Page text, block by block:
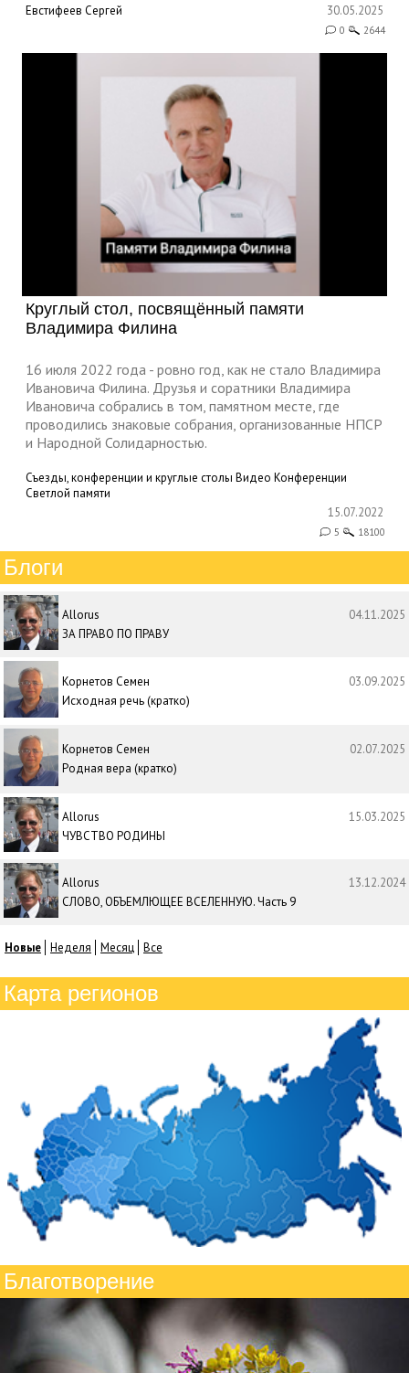
Евстифеев Сергей
30.05.2025
0 2644
Круглый стол, посвящённый памяти
Владимира Филина
16 июля 2022 года - ровно год, как не стало Владимира
Ивановича Филина. Друзья и соратники Владимира
Ивановича собрались в том, памятном месте, где
проводились знаковые собрания, организованные НПСР
и Народной Солидарностью.
Съезды, конференции и круглые столы Видео Конференции
Светлой памяти
15.07.2022
5 18100
Блоги
Allorus
04.11.2025
ЗА ПРАВО ПО ПРАВУ
Корнетов Семен
03.09.2025
Исходная речь (кратко)
Корнетов Семен
02.07.2025
Родная вера (кратко)
Allorus
15.03.2025
ЧУВСТВО РОДИНЫ
Allorus
13.12.2024
СЛОВО, ОБЪЕМЛЮЩЕЕ ВСЕЛЕННУЮ. Часть 9
Новые Неделя Месяц Все
Карта регионов
Благотворение